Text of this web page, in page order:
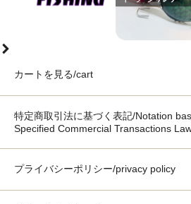
カートを見る/cart
特定商取引法に基づく表記/Notation
Specified Commercial Transactions
プライバシーポリシー/privacy policy